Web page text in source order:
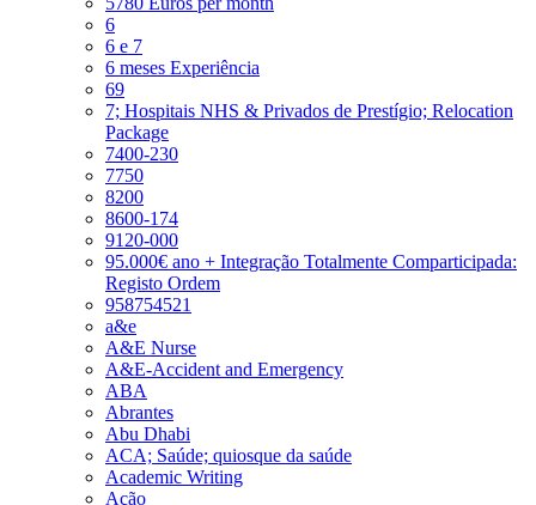
6
6 e 7
6 meses Experiência
69
7; Hospitais NHS & Privados de Prestígio; Relocation
Package
7400-230
7750
8200
8600-174
9120-000
95.000€ ano + Integração Totalmente Comparticipada:
Registo Ordem
958754521
a&e
A&E Nurse
A&E-Accident and Emergency
ABA
Abrantes
Abu Dhabi
ACA; Saúde; quiosque da saúde
Academic Writing
Ação